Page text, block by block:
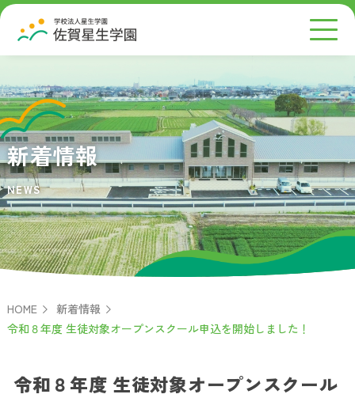
新着情報
NEWS
HOME
新着情報
令和８年度 生徒対象オープンスクール申込を開始しました！
令和８年度 生徒対象オープンスクール